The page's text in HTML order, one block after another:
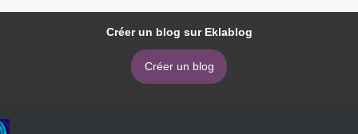
Créer un blog sur Eklablog
Créer un blog